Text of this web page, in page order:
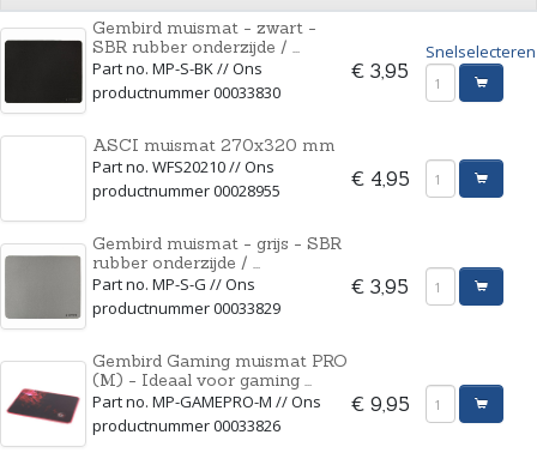
Gembird muismat - zwart -
SBR rubber onderzijde / ...
Part no. MP-S-BK // Ons
productnummer 00033830
€ 3,95
Snelselecteren
ASCI muismat 270x320 mm
Part no. WFS20210 // Ons
productnummer 00028955
€ 4,95
Gembird muismat - grijs - SBR
rubber onderzijde / ...
Part no. MP-S-G // Ons
productnummer 00033829
€ 3,95
Gembird Gaming muismat PRO
(M) - Ideaal voor gaming ...
Part no. MP-GAMEPRO-M // Ons
productnummer 00033826
€ 9,95